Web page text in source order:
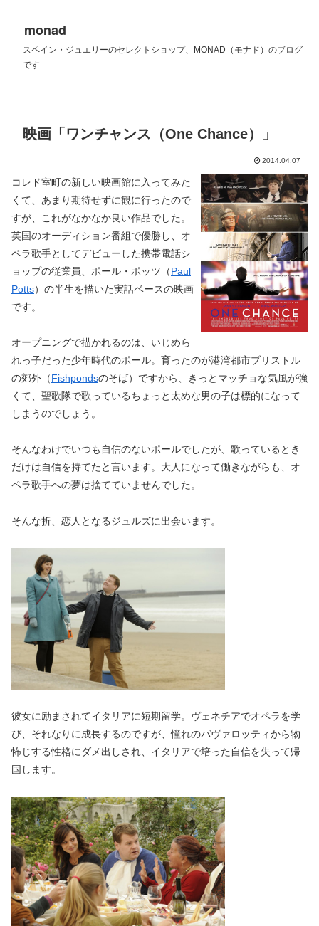
monad
スペイン・ジュエリーのセレクトショップ、MONAD（モナド）のブログ
です
映画「ワンチャンス（One Chance）」
2014.04.07
コレド室町の新しい映画館に入ってみた
くて、あまり期待せずに観に行ったので
すが、これがなかなか良い作品でした。
英国のオーディション番組で優勝し、オ
ペラ歌手としてデビューした携帯電話シ
ョップの従業員、ポール・ポッツ（Paul
Potts）の半生を描いた実話ベースの映画
です。
オープニングで描かれるのは、いじめら
れっ子だった少年時代のポール。育ったのが港湾都市ブリストル
の郊外（Fishpondsのそば）ですから、きっとマッチョな気風が強
くて、聖歌隊で歌っているちょっと太めな男の子は標的になって
しまうのでしょう。
そんなわけでいつも自信のないポールでしたが、歌っているとき
だけは自信を持てたと言います。大人になって働きながらも、オ
ペラ歌手への夢は捨てていませんでした。
そんな折、恋人となるジュルズに出会います。
彼女に励まされてイタリアに短期留学。ヴェネチアでオペラを学
び、それなりに成長するのですが、憧れのパヴァロッティから物
怖じする性格にダメ出しされ、イタリアで培った自信を失って帰
国します。